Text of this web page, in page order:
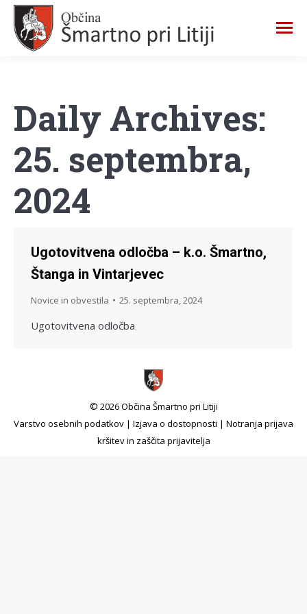
Daily Archives:
25. septembra,
2024
Ugotovitvena odločba – k.o. Šmartno,
Štanga in Vintarjevec
Novice in obvestila 25. septembra, 2024
Ugotovitvena odločba
© 2026 Občina Šmartno pri Litiji
Varstvo osebnih podatkov | Izjava o dostopnosti | Notranja prijava
kršitev in zaščita prijavitelja